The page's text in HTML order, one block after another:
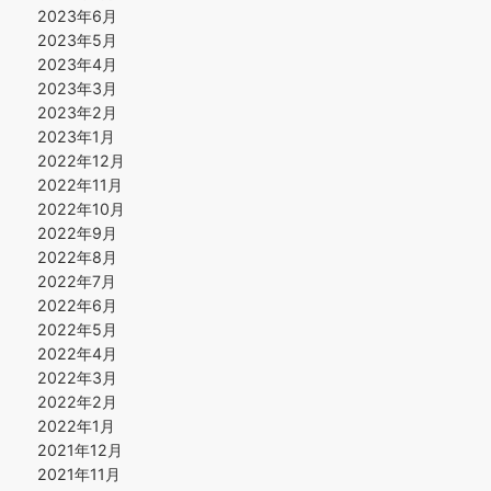
2023年6月
2023年5月
2023年4月
2023年3月
2023年2月
2023年1月
2022年12月
2022年11月
2022年10月
2022年9月
2022年8月
2022年7月
2022年6月
2022年5月
2022年4月
2022年3月
2022年2月
2022年1月
2021年12月
2021年11月